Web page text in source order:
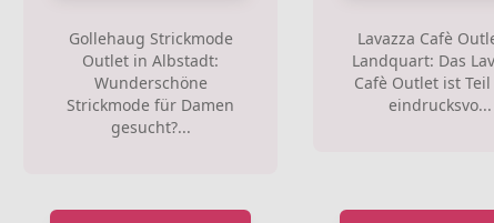
Gollehaug Strickmode
Outlet in Albstadt:
Wunderschöne
Strickmode für Damen
gesucht?...
Lavazza Cafè
Landquart: Das
Cafè Outlet ist Teil
eindrucksvo...